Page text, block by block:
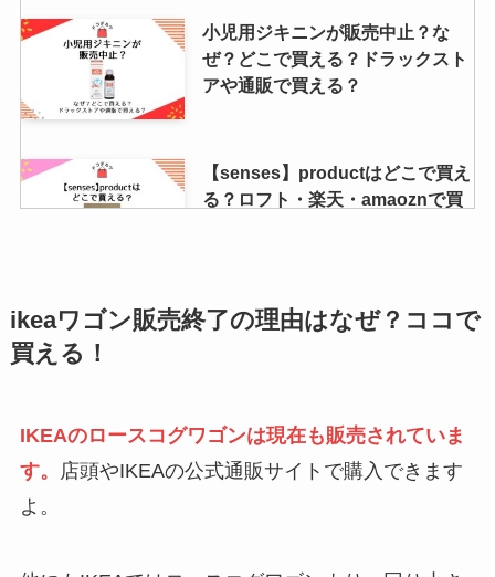
【水銀体温計】販売中止はなぜ？
メルカリ・ドラッグストアなどど
こで売ってるか調査！
【ダイソー】ベビーオイルはどこ
に売ってる？キャンドゥ・セリア
など100均 の容量はどのくらい？
に売ってる？売ってない？値段や
重曹はどこで売ってる？100均・
ドラッグストア・コンビニなど取
小児用ジキニンが販売中止？な
ぜ？どこで買える？ドラックスト
アや通販で買える？
【senses】productはどこで買え
る？ロフト・楽天・amaoznで買
サントリーバロンどこで買える？
市販の販売店は？価格や評判・効
ーソンや成城石井で買える？種類
ikeaワゴン販売終了の理由はなぜ？ココで
買える！
IKEAのロースコグワゴンは現在も販売されていま
す。
店頭やIKEAの公式通販サイトで購入できます
よ。